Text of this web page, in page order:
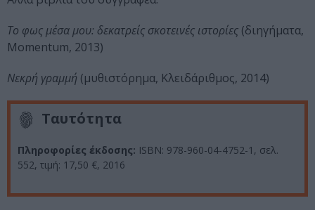
Το φως μέσα μου: δεκατρείς σκοτεινές ιστορίες (διηγήματα,
Momentum, 2013)
Νεκρή γραμμή (μυθιστόρημα, Κλειδάριθμος, 2014)
Ταυτότητα
Πληροφορίες έκδοσης: ISBN: 978-960-04-4752-1, σελ.
552, τιμή: 17,50 €, 2016